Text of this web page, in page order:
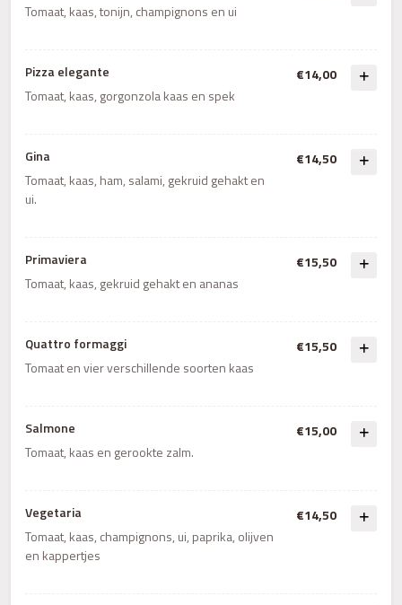
Tomaat, kaas, tonijn, champignons en ui
Pizza elegante
Tomaat, kaas, gorgonzola kaas en spek
€14,00
Gina
Tomaat, kaas, ham, salami, gekruid gehakt en
ui.
€14,50
Primaviera
Tomaat, kaas, gekruid gehakt en ananas
€15,50
Quattro formaggi
Tomaat en vier verschillende soorten kaas
€15,50
Salmone
Tomaat, kaas en gerookte zalm.
€15,00
Vegetaria
Tomaat, kaas, champignons, ui, paprika, olijven
en kappertjes
€14,50